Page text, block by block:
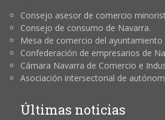
Consejo asesor de comercio
Consejo de consumo de Navarra.
Mesa de comercio del ayuntamiento
Confederación de empresarios de
Cámara Navarra de Comercio e
Asociación intersectorial de
Últimas noticias